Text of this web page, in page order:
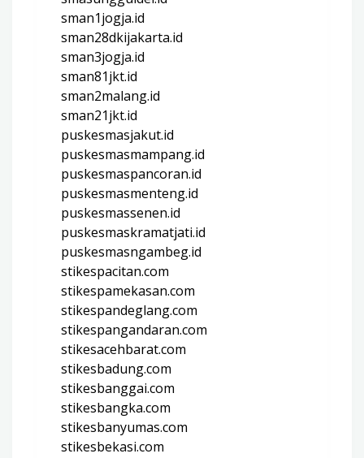
sman1jogja.id
sman28dkijakarta.id
sman3jogja.id
sman81jkt.id
sman2malang.id
sman21jkt.id
puskesmasjakut.id
puskesmasmampang.id
puskesmaspancoran.id
puskesmasmenteng.id
puskesmassenen.id
puskesmaskramatjati.id
puskesmasngambeg.id
stikespacitan.com
stikespamekasan.com
stikespandeglang.com
stikespangandaran.com
stikesacehbarat.com
stikesbadung.com
stikesbanggai.com
stikesbangka.com
stikesbanyumas.com
stikesbekasi.com